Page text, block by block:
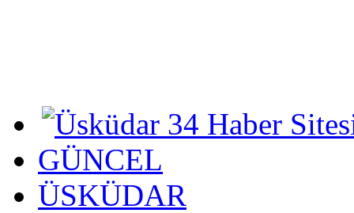
GÜNCEL
ÜSKÜDAR